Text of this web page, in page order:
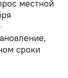
местной
сроки